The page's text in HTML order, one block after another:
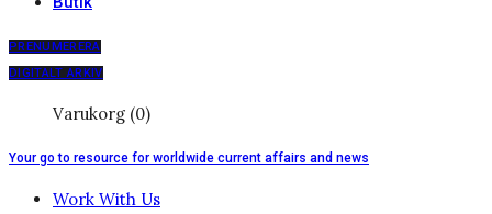
PRENUMERERA
DIGITALT ARKIV
Varukorg (0)
Your go to resource for worldwide current affairs and news
Work With Us